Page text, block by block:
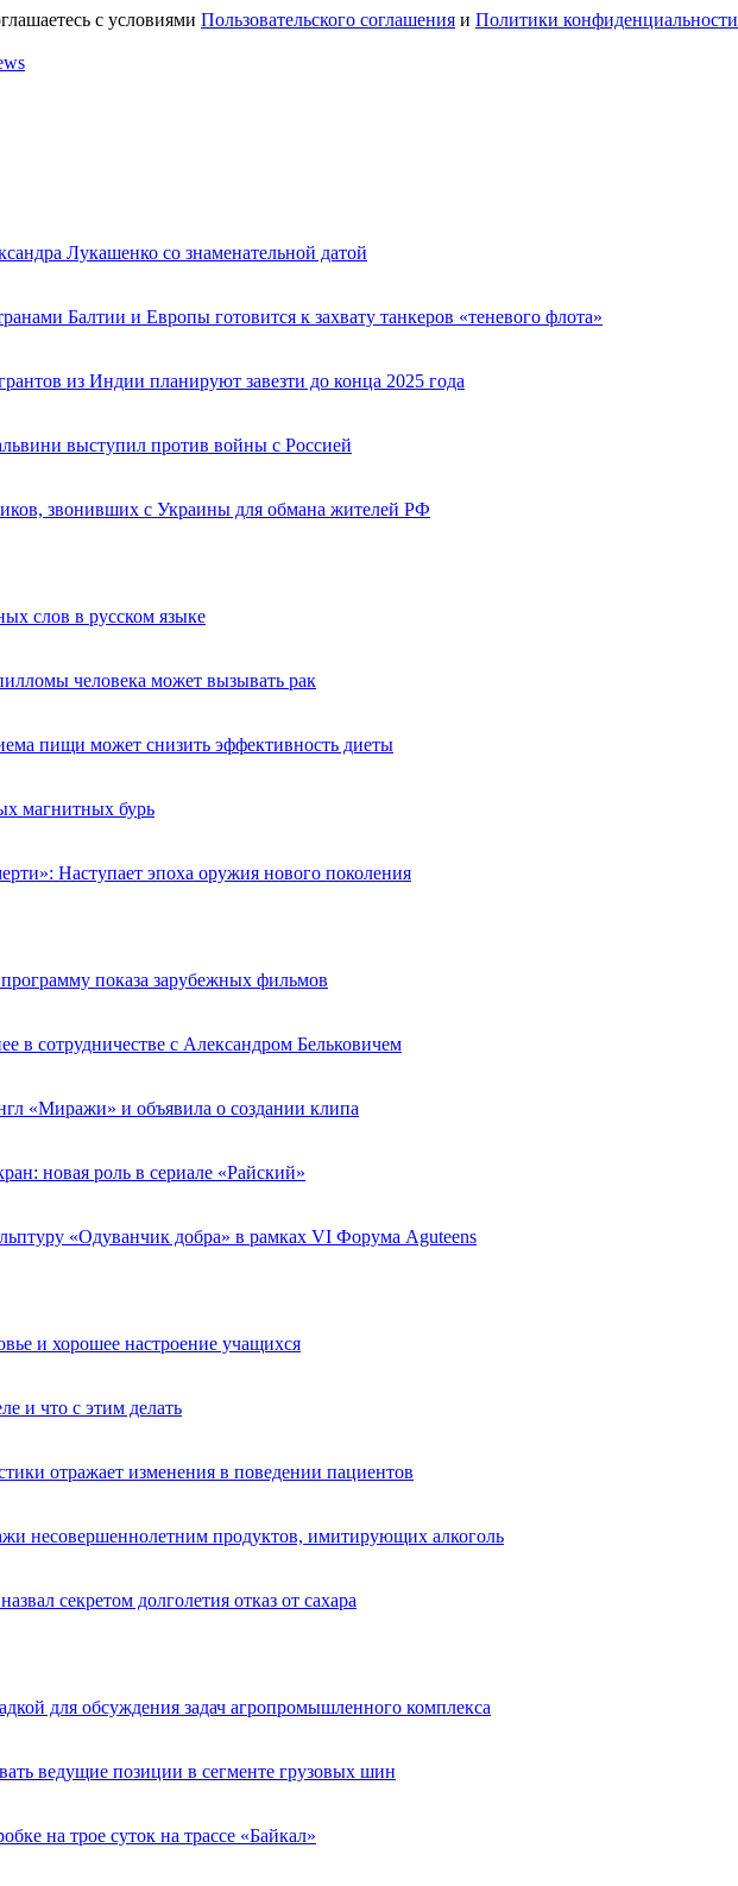
с условиями Пользовательского соглашения и Политики конфиденциальности
Лукашенко со знаменательной датой
Балтии и Европы готовится к захвату танкеров «теневого флота»
из Индии планируют завезти до конца 2025 года
выступил против войны с Россией
звонивших с Украины для обмана жителей РФ
слов в русском языке
человека может вызывать рак
пищи может снизить эффективность диеты
магнитных бурь
Наступает эпоха оружия нового поколения
показа зарубежных фильмов
в сотрудничестве с Александром Бельковичем
«Миражи» и объявила о создании клипа
новая роль в сериале «Райский»
«Одуванчик добра» в рамках VI Форума Aguteens
и хорошее настроение учащихся
и что с этим делать
отражает изменения в поведении пациентов
несовершеннолетним продуктов, имитирующих алкоголь
секретом долголетия отказ от сахара
для обсуждения задач агропромышленного комплекса
ведущие позиции в сегменте грузовых шин
на трое суток на трассе «Байкал»